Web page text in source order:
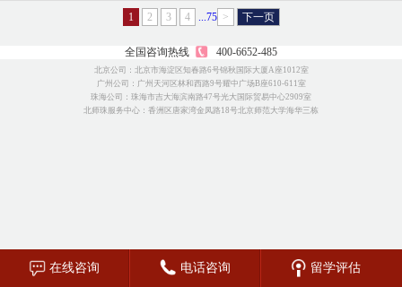
1 2 3 4 ...75 > 下一页
全国咨询热线 400-6652-485
北京公司：北京市海淀区知春路6号锦秋国际大厦A座1012室
广州公司：广州天河区林和西路9号耀中广场B座610-611室
珠海公司：珠海市吉大海滨南路47号光大国际贸易中心2909室
北师珠服务中心：香洲区唐家湾金凤路18号北京师范大学海华三栋
在线咨询 电话咨询 留学评估